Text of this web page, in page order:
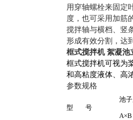
用穿轴螺栓来固定
度，也可采用加筋
搅拌轴与横档、竖
形成有效分割，达
框式搅拌机 絮凝池
框式搅拌机可视为
和高粘度液体、高
参数规格
型 号
池
A×B